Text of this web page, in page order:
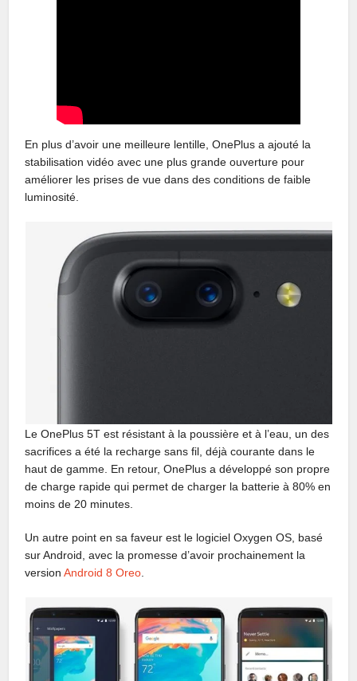
En plus d’avoir une meilleure lentille, OnePlus a ajouté la
stabilisation vidéo avec une plus grande ouverture pour
améliorer les prises de vue dans des conditions de faible
luminosité.
Le OnePlus 5T est résistant à la poussière et à l’eau, un des
sacrifices a été la recharge sans fil, déjà courante dans le
haut de gamme. En retour, OnePlus a développé son propre
de charge rapide qui permet de charger la batterie à 80% en
moins de 20 minutes.
Un autre point en sa faveur est le logiciel Oxygen OS, basé
sur Android, avec la promesse d’avoir prochainement la
versionAndroid 8 Oreo